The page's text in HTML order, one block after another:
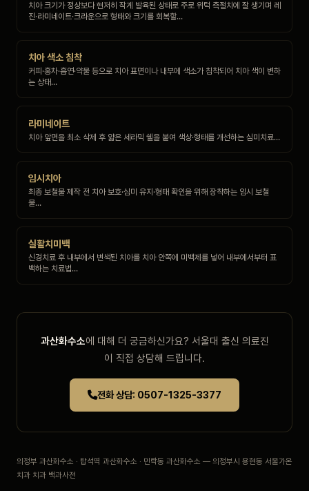
치아 크기가 정상보다 현저히 작게 발육된 상태로 주로 위턱 측절치에 잘 생기며 레
진·라미네이트·크라운으로 형태와 크기를 회복할…
치아 색소 침착
커피·홍차·흡연·약물 등으로 치아 표면이나 내부에 색소가 침착되어 치아 색이 변하
는 상태…
라미네이트
치아 앞면을 최소 삭제 후 얇은 세라믹 쉘을 붙여 색상·형태를 개선하는 심미치료…
임시치아
최종 보철물 제작 전 치아 보호·심미 유지·형태 확인을 위해 장착하는 임시 보철
물…
실활치미백
신경치료 후 내부에서 변색된 치아를 치아 안쪽에 미백제를 넣어 내부에서부터 표
백하는 치료법…
과산화수소에 대해 더 궁금하신가요? 서울대 출신 의료진
이 직접 상담해 드립니다.
전화 상담: 0507-1325-3377
의정부 과산화수소 · 탑석역 과산화수소 · 민락동 과산화수소 — 의정부시 용현동 서울가온
치과 치과 백과사전